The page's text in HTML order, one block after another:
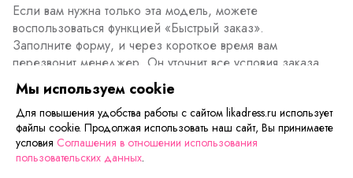
Если вам нужна только эта модель, можете
воспользоваться функцией «Быстрый заказ».
Заполните форму, и через короткое время вам
перезвонит менеджер. Он уточнит все условия заказа,
ответит на вопросы, а также подскажет о вариантах
оплаты и доставки.
Описание товараХарактеристики товара
Мы используем cookie
Для повышения удобства работы с сайтом likadress.ru использует
файлы cookie. Продолжая использовать наш сайт, Вы принимаете
условия Соглашения в отношении использования
пользовательских данных.